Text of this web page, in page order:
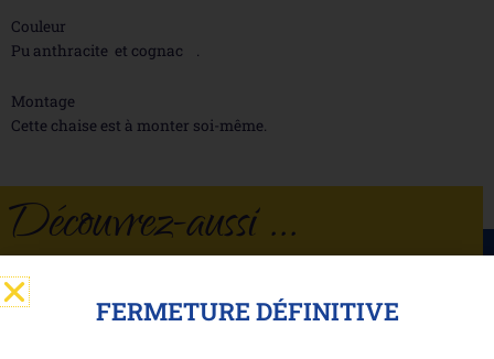
Couleur
Pu anthracite et cognac .
Montage
Cette chaise est à monter soi-même.
Découvrez-aussi ...
FERMETURE DÉFINITIVE